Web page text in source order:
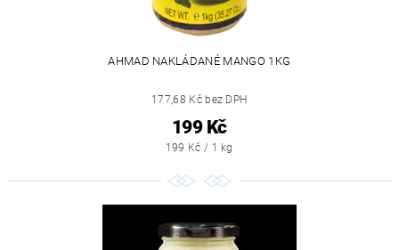
AHMAD NAKLÁDANÉ MANGO 1KG
177,68 Kč bez DPH
199 Kč
199 Kč / 1 kg